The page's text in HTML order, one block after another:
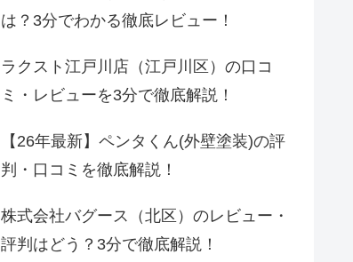
は？3分でわかる徹底レビュー！
ラクスト江戸川店（江戸川区）の口コ
ミ・レビューを3分で徹底解説！
【26年最新】ペンタくん(外壁塗装)の評
判・口コミを徹底解説！
株式会社バグース（北区）のレビュー・
評判はどう？3分で徹底解説！